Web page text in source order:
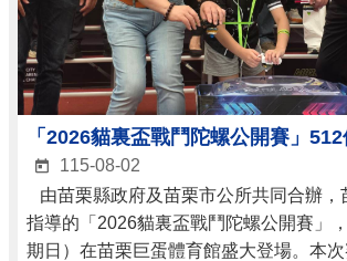
115-08-02
由苗栗縣政府及苗栗市公所共同合辦，
指導的「2026貓裏盃戰鬥陀螺公開賽」
期日）在苗栗巨蛋體育館盛大登場。本次